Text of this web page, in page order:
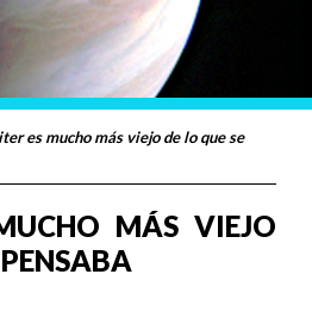
es mucho más viejo de lo que se
MÁS VIEJO